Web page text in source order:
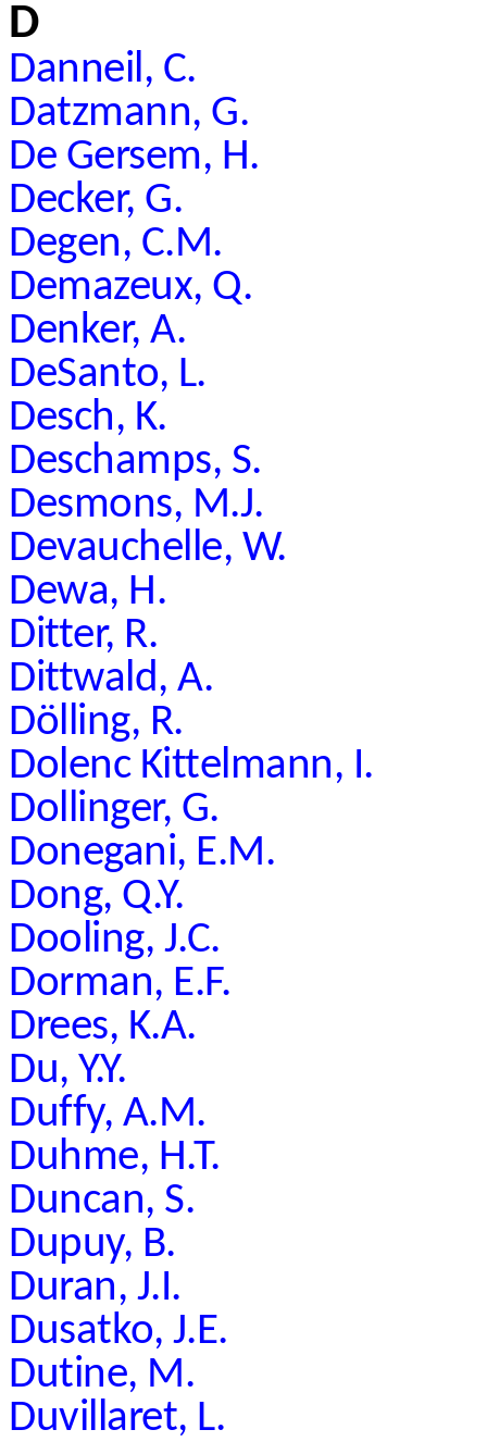
D
Danneil, C.
Datzmann, G.
De Gersem, H.
Decker, G.
Degen, C.M.
Demazeux, Q.
Denker, A.
DeSanto, L.
Desch, K.
Deschamps, S.
Desmons, M.J.
Devauchelle, W.
Dewa, H.
Ditter, R.
Dittwald, A.
Dölling, R.
Dolenc Kittelmann, I.
Dollinger, G.
Donegani, E.M.
Dong, Q.Y.
Dooling, J.C.
Dorman, E.F.
Drees, K.A.
Du, Y.Y.
Duffy, A.M.
Duhme, H.T.
Duncan, S.
Dupuy, B.
Duran, J.I.
Dusatko, J.E.
Dutine, M.
Duvillaret, L.